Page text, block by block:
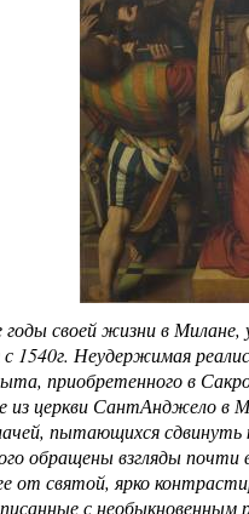
годы своей жизни в
1540г. Неудержимая
приобретенного в
из церкви СантАнджело в
пытающихся
обращены взгляды почти
от святой, ярко
с